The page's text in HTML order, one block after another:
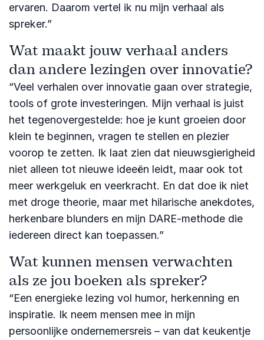
ervaren. Daarom vertel ik nu mijn verhaal als
spreker.”
Wat maakt jouw verhaal anders
dan andere lezingen over innovatie?
“Veel verhalen over innovatie gaan over strategie,
tools of grote investeringen. Mijn verhaal is juist
het tegenovergestelde: hoe je kunt groeien door
klein te beginnen, vragen te stellen en plezier
voorop te zetten. Ik laat zien dat nieuwsgierigheid
niet alleen tot nieuwe ideeën leidt, maar ook tot
meer werkgeluk en veerkracht. En dat doe ik niet
met droge theorie, maar met hilarische anekdotes,
herkenbare blunders en mijn DARE-methode die
iedereen direct kan toepassen.”
Wat kunnen mensen verwachten
als ze jou boeken als spreker?
“Een energieke lezing vol humor, herkenning en
inspiratie. Ik neem mensen mee in mijn
persoonlijke ondernemersreis – van dat keukentje